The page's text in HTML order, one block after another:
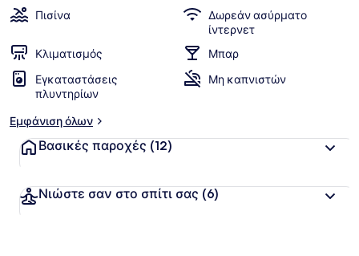
Πισίνα
Δωρεάν ασύρματο
ίντερνετ
Κλιματισμός
Μπαρ
Εγκαταστάσεις
πλυντηρίων
Μη καπνιστών
Εμφάνιση όλων
Βασικές παροχές (12)
Νιώστε σαν στο σπίτι σας (6)